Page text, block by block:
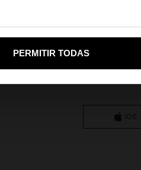
PERMITIR TODAS
Sí, llévame a United
APP
iOS